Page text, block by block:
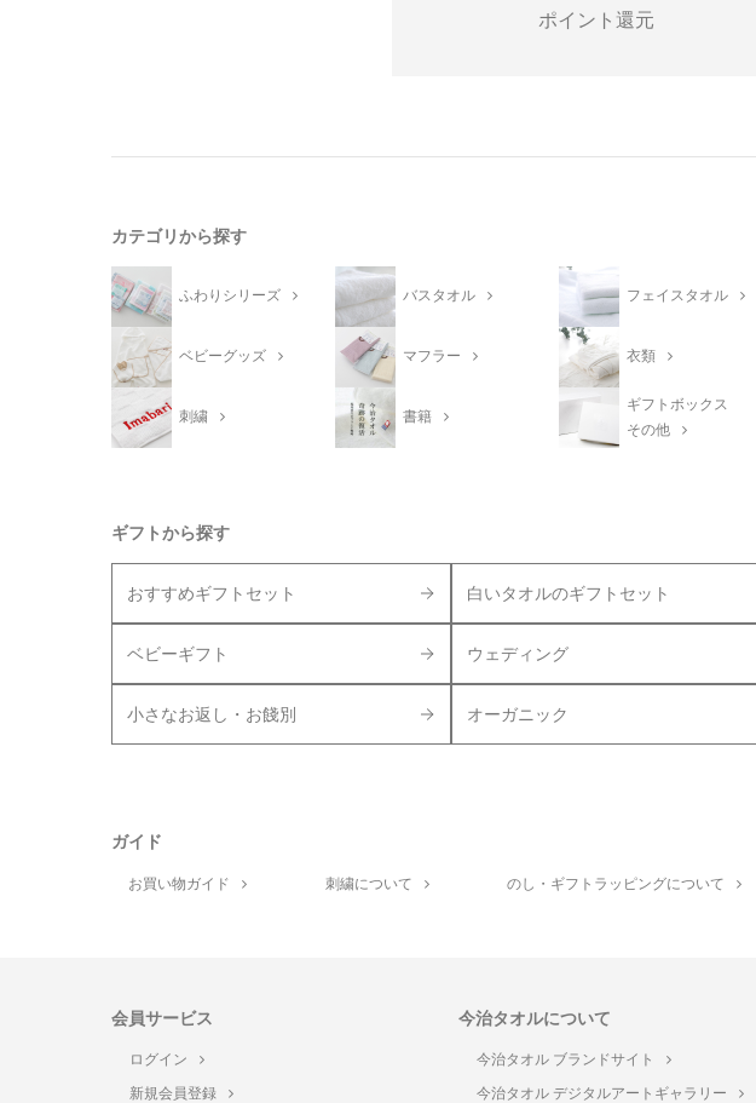
ポイント還元
カテゴリから探す
ふわりシリーズ バスタオル フェイスタオル
ベビーグッズ マフラー 衣類
刺繍 書籍
ギフトボックス
その他
ギフトから探す
おすすめギフトセット 白いタオルのギフトセット
ベビーギフト ウェディング
小さなお返し・お餞別 オーガニック
ガイド
お買い物ガイド 刺繍について のし・ギフトラッピングについて
会員サービス
ログイン
新規会員登録
今治タオルについて
今治タオル ブランドサイト
今治タオル デジタルアートギャラリー